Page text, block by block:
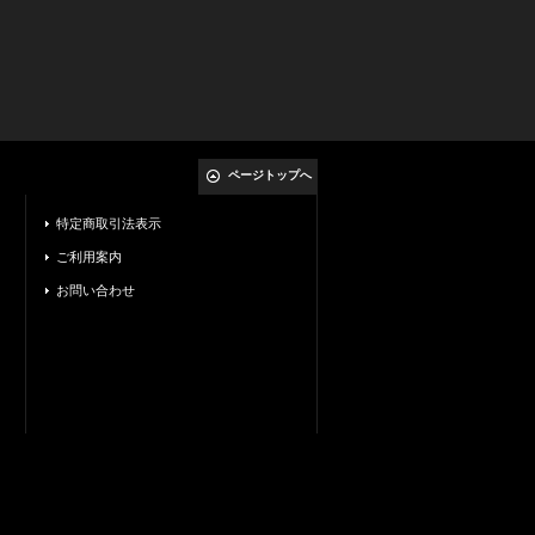
ページトップへ
特定商取引法表示
ご利用案内
お問い合わせ